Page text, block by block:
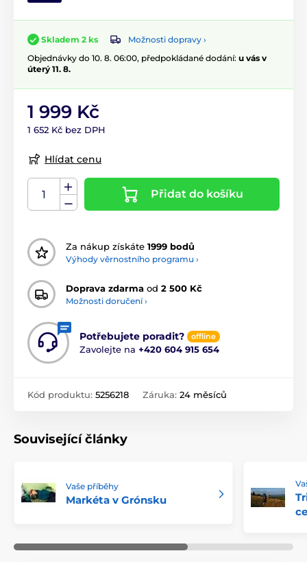
Skladem 2 ks
Možnosti dopravy ›
Objednávky do 10. 8. 06:00, předpokládané dodání: u vás v
úterý 11. 8.
1 999 Kč
1 652 Kč bez DPH
Hlídat cenu
Přidat do košíku
Za nákup získáte 1999 bodů
Výhody věrnostního programu ›
Doprava zdarma od 2 500 Kč
Možnosti doručení ›
Potřebujete poradit? offline
Zavolejte na +420 604 915 654
Kód produktu: 5256218 Záruka: 24 měsíců
Související články
Vaše příběhy
Markéta v Grónsku